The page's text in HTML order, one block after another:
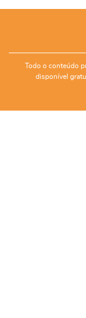
Todo o conteúdo
disponível